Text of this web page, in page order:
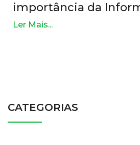
importância da
Ler Mais...
CATEGORIAS